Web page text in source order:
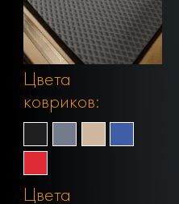
Цвета
ковриков:
Цвета